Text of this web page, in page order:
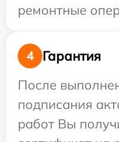
ремонтные
4
Гарантия
После
подписания
работ Вы